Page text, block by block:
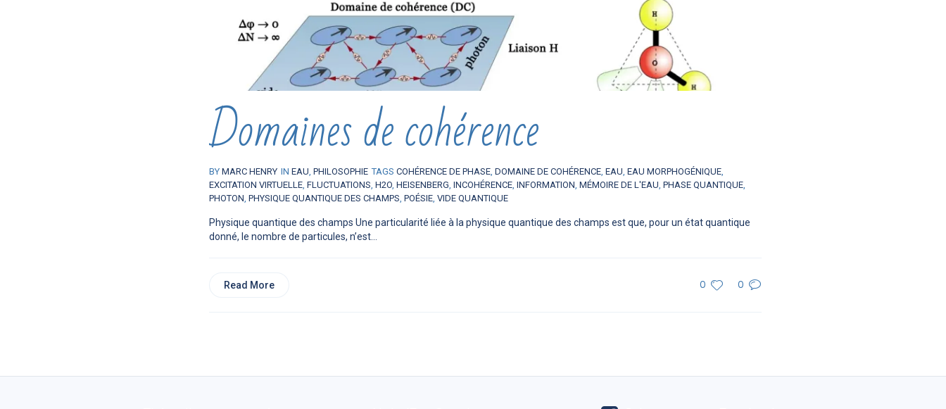
Domaines de cohérence
BY MARC HENRY IN EAU, PHILOSOPHIE TAGS COHÉRENCE DE PHASE, DOMAINE DE COHÉRENCE, EAU, EAU MORPHOGÉNIQUE,
EXCITATION VIRTUELLE, FLUCTUATIONS, H2O, HEISENBERG, INCOHÉRENCE, INFORMATION, MÉMOIRE DE L'EAU, PHASE QUANTIQUE,
PHOTON, PHYSIQUE QUANTIQUE DES CHAMPS, POÉSIE, VIDE QUANTIQUE
Physique quantique des champs Une particularité liée à la physique quantique des champs est que, pour un état quantique
donné, le nombre de particules, n’est...
0 0
Read More